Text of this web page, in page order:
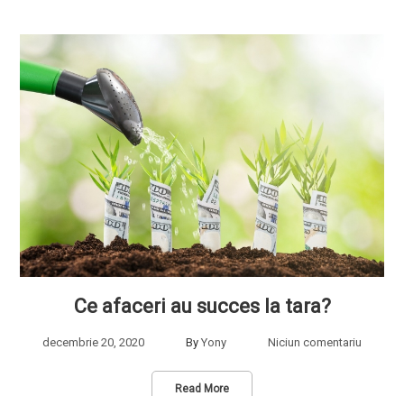
Ce afaceri au succes la tara?
decembrie 20, 2020 By Yony Niciun comentariu
Read More